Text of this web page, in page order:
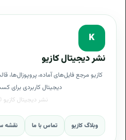
K
نشر دیجیتال کازیو
کازیو مرجع فایل‌های آماده، پروپوزال‌ها،
دیجیتال کاربردی برای
وبلاگ کازیو تماس با ما نقشه